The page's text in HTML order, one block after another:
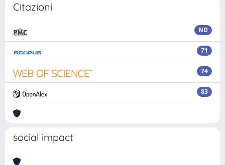
Citazioni
ND
71
74
83
social impact